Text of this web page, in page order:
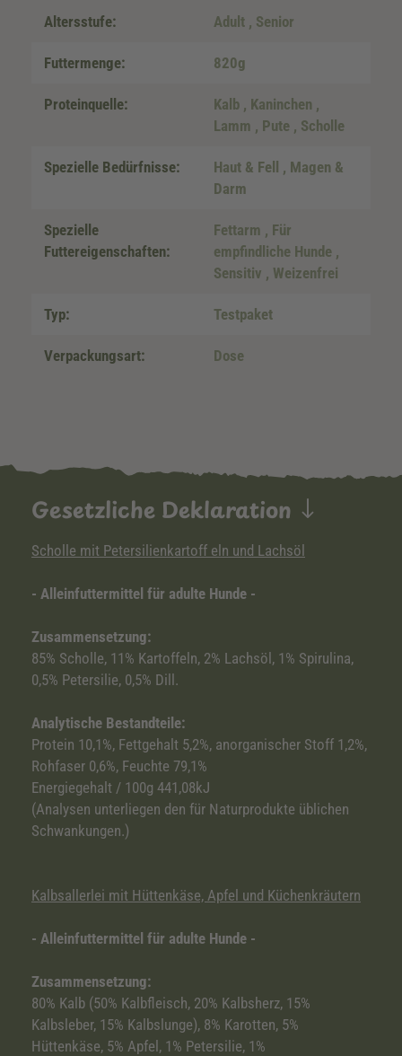
Altersstufe: Adult , Senior
Futtermenge: 820g
Proteinquelle: Kalb , Kaninchen ,
Lamm , Pute , Scholle
Spezielle Bedürfnisse: Haut & Fell , Magen &
Darm
Spezielle
Futtereigenschaften:
Fettarm , Für
empfindliche Hunde ,
Sensitiv , Weizenfrei
Typ: Testpaket
Verpackungsart: Dose
Gesetzliche Deklaration
Scholle mit Petersilienkartoff eln und Lachsöl
- Alleinfuttermittel für adulte Hunde -
Zusammensetzung:
85% Scholle, 11% Kartoffeln, 2% Lachsöl, 1% Spirulina,
0,5% Petersilie, 0,5% Dill.
Analytische Bestandteile:
Protein 10,1%, Fettgehalt 5,2%, anorganischer Stoff 1,2%,
Rohfaser 0,6%, Feuchte 79,1%
Energiegehalt / 100g 441,08kJ
(Analysen unterliegen den für Naturprodukte üblichen
Schwankungen.)
Kalbsallerlei mit Hüttenkäse, Apfel und Küchenkräutern
- Alleinfuttermittel für adulte Hunde -
Zusammensetzung:
80% Kalb (50% Kalbfleisch, 20% Kalbsherz, 15%
Kalbsleber, 15% Kalbslunge), 8% Karotten, 5%
Hüttenkäse, 5% Apfel, 1% Petersilie, 1%